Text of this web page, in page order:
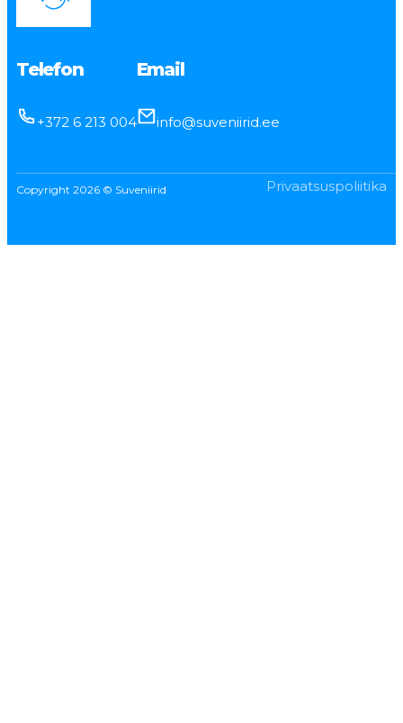
Telefon
+372 6 213 004
Email
info@suveniirid.ee
Copyright 2026 © Suveniirid Privaatsuspoliitika